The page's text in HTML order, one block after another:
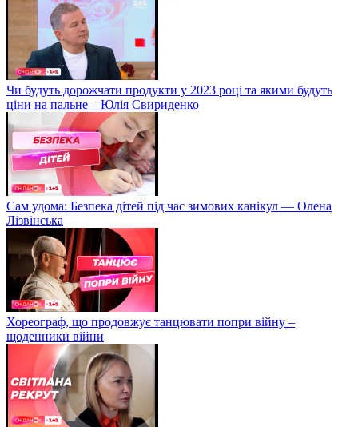
Чи будуть дорожчати продукти у 2023 році та якими будуть
ціни на пальне – Юлія Свириденко
Сам удома: Безпека дітей під час зимових канікул — Олена
Лізвінська
Хореограф, що продовжує танцювати попри війну –
щоденники війни